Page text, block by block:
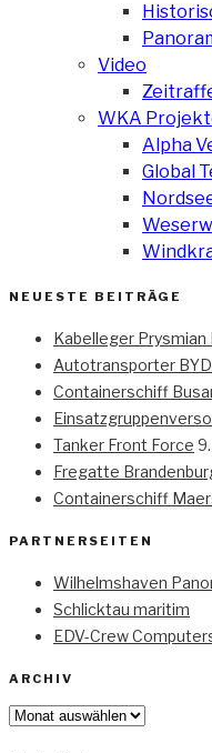
Video
WKA
Alpha
Global
NEUESTE BEITRÄGE
Kabelleger Prysmian
Autotransporter BYD
Containerschiff
Tanker Front Force
Fregatte
Containerschiff
PARTNERSEITEN
Wilhelmshaven
Schlicktau maritim
EDV-Crew
ARCHIV
Archiv